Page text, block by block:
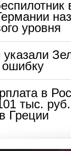
уровня
в
тыс.
Греции